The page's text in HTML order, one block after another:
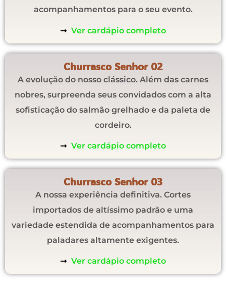
acompanhamentos para o seu evento.
Ver cardápio completo
Churrasco Senhor 02
A evolução do nosso clássico. Além das carnes
nobres, surpreenda seus convidados com a alta
sofisticação do salmão grelhado e da paleta de
cordeiro.
Ver cardápio completo
Churrasco Senhor 03
A nossa experiência definitiva. Cortes
importados de altíssimo padrão e uma
variedade estendida de acompanhamentos para
paladares altamente exigentes.
Ver cardápio completo